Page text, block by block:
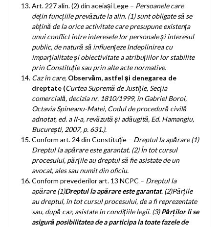
Art. 227 alin. (2) din aceiași Lege – Persoanele care
dețin funcțiile prevăzute la alin. (1) sunt obligate să se
abțină de la orice activitate care presupune existența
unui conflict între interesele lor personale și interesul
public, de natură să influențeze îndeplinirea cu
imparțialitate și obiectivitate a atribuțiilor lor stabilite
prin Constituție sau prin alte acte normative.
Caz în care, Observăm, astfel și denegarea de
dreptate (Curtea Supremă de Justiție, Secția
comercială, decizia nr. 1810/1999, în Gabriel Boroi,
Octavia Spineanu-Matei, Codul de procedură civilă
adnotat, ed. a II-a, revăzută și adăugită, Ed. Hamangiu,
București, 2007, p. 631.).
Conform art. 24 din Constituție – Dreptul la apărare(1)
Dreptul la apărare este garantat. (2) În tot cursul
procesului, părțile au dreptul să fie asistate de un
avocat, ales sau numit din oficiu.
Conform prevederilor art. 13 NCPC – Dreptul la
apărare(1)Dreptul la apărare este garantat. (2)Părțile
au dreptul, în tot cursul procesului, de a fi reprezentate
sau, după caz, asistate în condițiile legii. (3) Părților li se
asigură posibilitatea de a participa la toate fazele de